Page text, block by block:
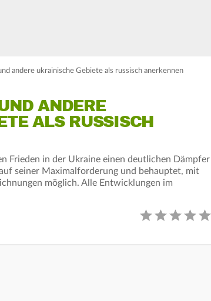
andere ukrainische Gebiete als russisch anerkennen
ANDERE
ALS RUSSISCH
Frieden in der Ukraine einen deutlichen Dämpfer
seiner Maximalforderung und behauptet, mit
möglich. Alle Entwicklungen im